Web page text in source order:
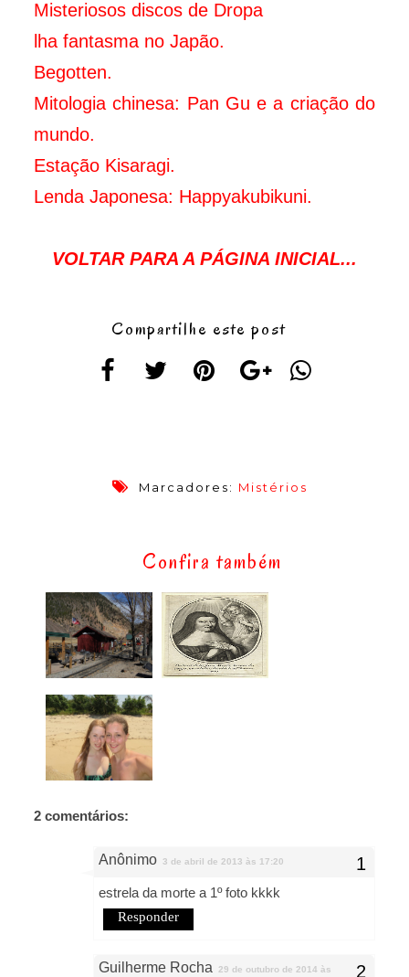
Misteriosos discos de Dropa
lha fantasma no Japão.
Begotten.
Mitologia chinesa: Pan Gu e a criação do
mundo.
Estação Kisaragi.
Lenda Japonesa: Happyakubikuni.
VOLTAR PARA A PÁGINA INICIAL...
Compartilhe este post
Marcadores: Mistérios
Confira também
2 comentários:
Anônimo 3 de abril de 2013 às 17:20
estrela da morte a 1º foto kkkk
Responder
Guilherme Rocha
29 de outubro de 2014 às